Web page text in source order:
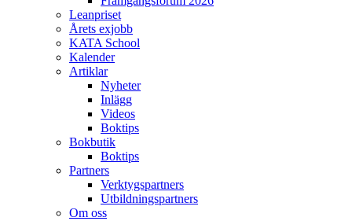
Leanpriset
Årets exjobb
KATA School
Kalender
Artiklar
Nyheter
Inlägg
Videos
Boktips
Bokbutik
Boktips
Partners
Verktygspartners
Utbildningspartners
Om oss